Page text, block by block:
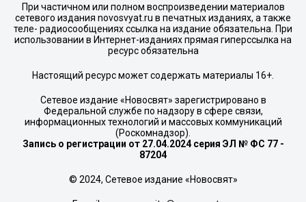
При частичном или полном воспроизведении материалов
сетевого издания novosvyat.ru в печатных изданиях, а также
теле- радиосообщениях ссылка на издание обязательна. При
использовании в Интернет-изданиях прямая гиперссылка на
ресурс обязательна
Настоящий ресурс может содержать материалы 16+.
Сетевое издание «Новосвят» зарегистрировано в
Федеральной службе по надзору в сфере связи,
информационных технологий и массовых коммуникаций
(Роскомнадзор).
Запись о регистрации от 27.04.2024 серия ЭЛ № ФС 77 -
87204
© 2024, Сетевое издание «Новосвят»